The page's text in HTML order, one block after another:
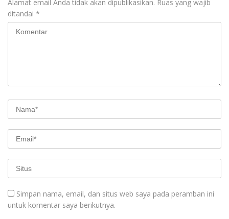
Alamat email Anda tidak akan dipublikasikan. Ruas yang wajib
ditandai *
Simpan nama, email, dan situs web saya pada peramban ini
untuk komentar saya berikutnya.